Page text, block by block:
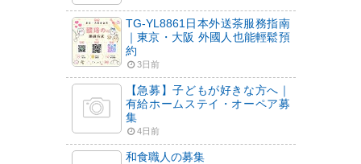
TG-YL8861日本外送茶服務指南
｜東京・大阪 外國人也能輕鬆預
約
3日前
【急募】子どもが好きな方へ｜
有給ホームステイ・オーペア募
集
4日前
和食職人の募集